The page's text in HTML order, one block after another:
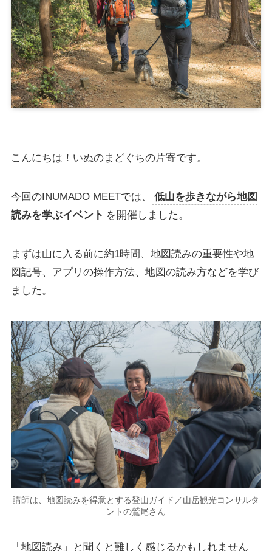
こんにちは！いぬのまどぐちの片寄です。
今回のINUMADO MEETでは、
低山を歩きながら地図
読みを学ぶイベント を開催しました。
まずは山に入る前に約1時間、地図読みの重要性や地
図記号、アプリの操作方法、地図の読み方などを学び
ました。
講師は、地図読みを得意とする登山ガイド／山岳観光コンサルタ
ントの鷲尾さん
「地図読み」と聞くと難しく感じるかもしれません